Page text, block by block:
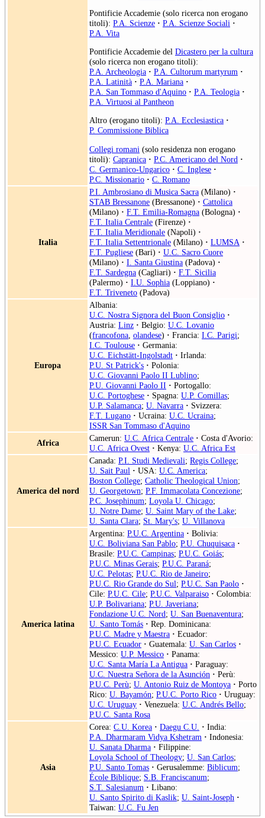
Pontificie Accademie (solo ricerca non erogano
titoli): P.A. Scienze · P.A. Scienze Sociali ·
P.A. Vita
Pontificie Accademie del Dicastero per la cultura
(solo ricerca non erogano titoli):
P.A. Archeologia · P.A. Cultorum martyrum ·
P.A. Latinità · P.A. Mariana ·
P.A. San Tommaso d'Aquino · P.A. Teologia ·
P.A. Virtuosi al Pantheon
Altro (erogano titoli): P.A. Ecclesiastica ·
P. Commissione Biblica
Collegi romani (solo residenza non erogano
titoli): Capranica · P.C. Americano del Nord ·
C. Germanico-Ungarico · C. Inglese ·
P.C. Missionario · C. Romano
Italia
P.I. Ambrosiano di Musica Sacra (Milano) ·
STAB Bressanone (Bressanone) · Cattolica
(Milano) · F.T. Emilia-Romagna (Bologna) ·
F.T. Italia Centrale (Firenze) ·
F.T. Italia Meridionale (Napoli) ·
F.T. Italia Settentrionale (Milano) · LUMSA ·
F.T. Pugliese (Bari) · U.C. Sacro Cuore
(Milano) · I. Santa Giustina (Padova) ·
F.T. Sardegna (Cagliari) · F.T. Sicilia
(Palermo) · I.U. Sophia (Loppiano) ·
F.T. Triveneto (Padova)
Europa
Albania:
U.C. Nostra Signora del Buon Consiglio ·
Austria: Linz · Belgio: U.C. Lovanio
(francofona olandese) · Francia: I.C. Parigi;
I.C. Toulouse · Germania:
U.C. Eichstätt-Ingolstadt · Irlanda:
P.U. St Patrick's · Polonia:
U.C. Giovanni Paolo II Lublino;
P.U. Giovanni Paolo II · Portogallo:
U.C. Portoghese · Spagna: U.P. Comillas;
U.P. Salamanca; U. Navarra · Svizzera:
F.T. Lugano · Ucraina: U.C. Ucraina;
ISSR San Tommaso d'Aquino
Africa
Camerun: U.C. Africa Centrale · Costa d'Avorio:
U.C. Africa Ovest · Kenya: U.C. Africa Est
America del nord
Canada: P.I. Studi Medievali; Regis College;
U. Sait Paul · USA: U.C. America;
Boston College; Catholic Theological Union;
U. Georgetown; P.F. Immacolata Concezione;
P.C. Josephinum; Loyola U. Chicago;
U. Notre Dame; U. Saint Mary of the Lake;
U. Santa Clara; St. Mary's; U. Villanova
America latina
Argentina: P.U.C. Argentina · Bolivia:
U.C. Boliviana San Pablo; P.U. Chuquisaca ·
Brasile: P.U.C. Campinas; P.U.C. Goiás;
P.U.C. Minas Gerais; P.U.C. Paraná;
U.C. Pelotas; P.U.C. Rio de Janeiro;
P.U.C. Rio Grande do Sul; P.U.C. San Paolo ·
Cile: P.U.C. Cile; P.U.C. Valparaiso · Colombia:
U.P. Bolivariana; P.U. Javeriana;
Fondazione U.C. Nord; U. San Buenaventura;
U. Santo Tomás · Rep. Dominicana:
P.U.C. Madre y Maestra · Ecuador:
P.U.C. Ecuador · Guatemala: U. San Carlos ·
Messico: U.P. Messico · Panama:
U.C. Santa María La Antigua · Paraguay:
U.C. Nuestra Señora de la Asunción · Perù:
P.U.C. Perù; U. Antonio Ruiz de Montoya · Porto
Rico: U. Bayamón; P.U.C. Porto Rico · Uruguay:
U.C. Uruguay · Venezuela: U.C. Andrés Bello;
P.U.C. Santa Rosa
Asia
Corea: C.U. Korea · Daegu C.U. · India:
P.A. Dharmaram Vidya Kshetram · Indonesia:
U. Sanata Dharma · Filippine:
Loyola School of Theology; U. San Carlos;
P.U. Santo Tomas · Gerusalemme: Biblicum;
École Biblique; S.B. Franciscanum;
S.T. Salesianum · Libano:
U. Santo Spirito di Kaslik; U. Saint-Joseph ·
Taiwan: U.C. Fu Jen